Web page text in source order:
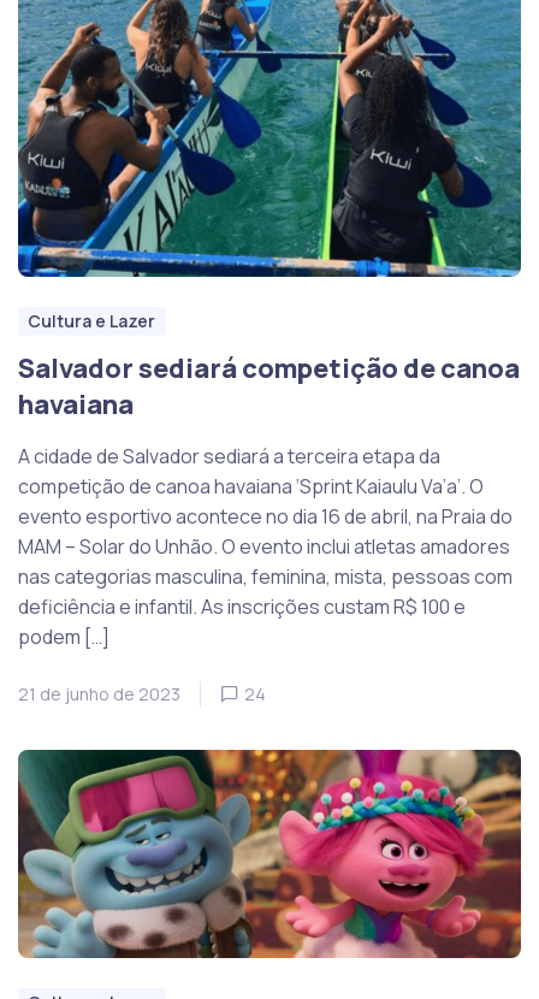
Cultura e Lazer
Salvador sediará competição de canoa
havaiana
A cidade de Salvador sediará a terceira etapa da
competição de canoa havaiana ‘Sprint Kaiaulu Va’a’. O
evento esportivo acontece no dia 16 de abril, na Praia do
MAM – Solar do Unhão. O evento inclui atletas amadores
nas categorias masculina, feminina, mista, pessoas com
deficiência e infantil. As inscrições custam R$ 100 e
podem […]
21 de junho de 2023 24